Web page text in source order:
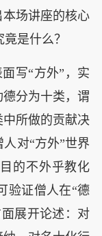
本场讲座的核心
是什么？
写“方外”，实
分为十类，谓
中所做的贡献决
对“方外”世界
的不外乎教化
验证僧人在“德
展开论述：对